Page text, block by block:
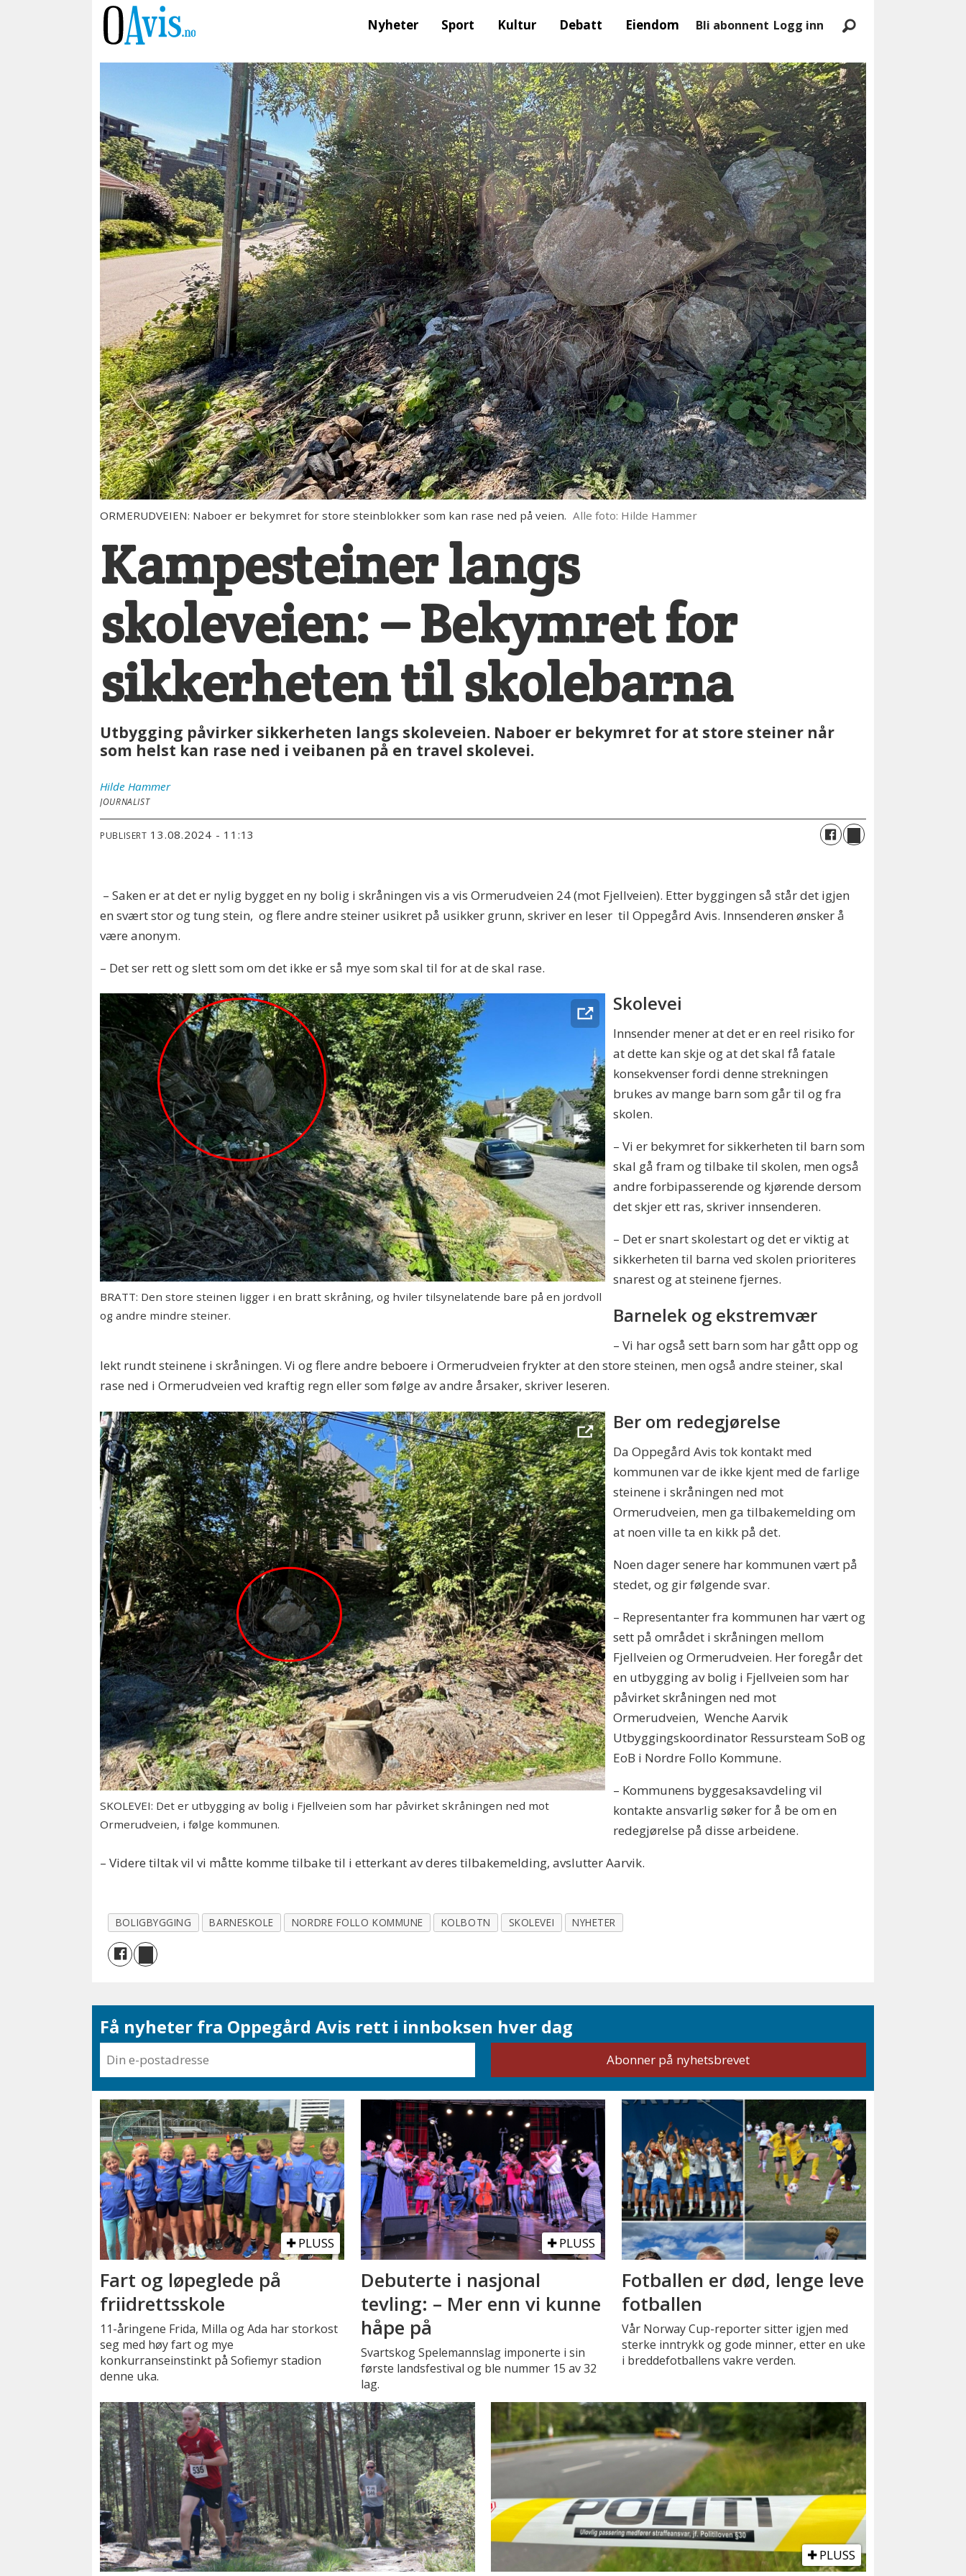
Nyheter Sport Kultur Debatt Eiendom Bli abonnent Logg inn
ORMERUDVEIEN: Naboer er bekymret for store steinblokker som kan rase ned på veien. Alle foto: Hilde Hammer
Kampesteiner langs
skoleveien: – Bekymret for
sikkerheten til skolebarna
Utbygging påvirker sikkerheten langs skoleveien. Naboer er bekymret for at store steiner når
som helst kan rase ned i veibanen på en travel skolevei.
Hilde Hammer
JOURNALIST
PUBLISERT 13.08.2024 - 11:13
– Saken er at det er nylig bygget en ny bolig i skråningen vis a vis Ormerudveien 24 (mot Fjellveien). Etter byggingen så står det igjen
en svært stor og tung stein, og flere andre steiner usikret på usikker grunn, skriver en leser til Oppegård Avis. Innsenderen ønsker å
være anonym.
– Det ser rett og slett som om det ikke er så mye som skal til for at de skal rase.
BRATT: Den store steinen ligger i en bratt skråning, og hviler tilsynelatende bare på en jordvoll
og andre mindre steiner.
Skolevei
Innsender mener at det er en reel risiko for
at dette kan skje og at det skal få fatale
konsekvenser fordi denne strekningen
brukes av mange barn som går til og fra
skolen.
– Vi er bekymret for sikkerheten til barn som
skal gå fram og tilbake til skolen, men også
andre forbipasserende og kjørende dersom
det skjer ett ras, skriver innsenderen.
– Det er snart skolestart og det er viktig at
sikkerheten til barna ved skolen prioriteres
snarest og at steinene fjernes.
Barnelek og ekstremvær
– Vi har også sett barn som har gått opp og
lekt rundt steinene i skråningen. Vi og flere andre beboere i Ormerudveien frykter at den store steinen, men også andre steiner, skal
rase ned i Ormerudveien ved kraftig regn eller som følge av andre årsaker, skriver leseren.
SKOLEVEI: Det er utbygging av bolig i Fjellveien som har påvirket skråningen ned mot
Ormerudveien, i følge kommunen.
Ber om redegjørelse
Da Oppegård Avis tok kontakt med
kommunen var de ikke kjent med de farlige
steinene i skråningen ned mot
Ormerudveien, men ga tilbakemelding om
at noen ville ta en kikk på det.
Noen dager senere har kommunen vært på
stedet, og gir følgende svar.
– Representanter fra kommunen har vært og
sett på området i skråningen mellom
Fjellveien og Ormerudveien. Her foregår det
en utbygging av bolig i Fjellveien som har
påvirket skråningen ned mot
Ormerudveien, Wenche Aarvik
Utbyggingskoordinator Ressursteam SoB og
EoB i Nordre Follo Kommune.
– Kommunens byggesaksavdeling vil
kontakte ansvarlig søker for å be om en
redegjørelse på disse arbeidene.
– Videre tiltak vil vi måtte komme tilbake til i etterkant av deres tilbakemelding, avslutter Aarvik.
BOLIGBYGGING BARNESKOLE NORDRE FOLLO KOMMUNE KOLBOTN SKOLEVEI NYHETER
Få nyheter fra Oppegård Avis rett i innboksen hver dag
PLUSS
Fart og løpeglede på
friidrettsskole
11-åringene Frida, Milla og Ada har storkost
seg med høy fart og mye
konkurranseinstinkt på Sofiemyr stadion
denne uka.
PLUSS
Debuterte i nasjonal
tevling: – Mer enn vi kunne
håpe på
Svartskog Spelemannslag imponerte i sin
første landsfestival og ble nummer 15 av 32
lag.
Fotballen er død, lenge leve
fotballen
Vår Norway Cup-reporter sitter igjen med
sterke inntrykk og gode minner, etter en uke
i breddefotballens vakre verden.
PLUSS